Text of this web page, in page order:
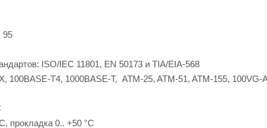
95
ISO/IEC 11801, EN 50173 и TIA/EIA-568
T4, 1000BASE-T, ATM-25, ATM-51, ATM-155, 100VG-
прокладка 0.. +50 °С